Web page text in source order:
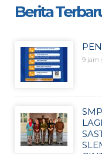
Berita
9 jam